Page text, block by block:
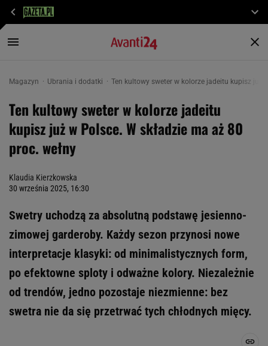
Magazyn Ubrania i dodatki Ten kultowy sweter w kolorze jadeitu kupisz już
Ten kultowy sweter w kolorze jadeitu
kupisz już w Polsce. W składzie ma aż 80
proc. wełny
Klaudia Kierzkowska
30 września 2025, 16:30
Swetry uchodzą za absolutną podstawę jesienno-
zimowej garderoby. Każdy sezon przynosi nowe
interpretacje klasyki: od minimalistycznych form,
po efektowne sploty i odważne kolory. Niezależnie
od trendów, jedno pozostaje niezmienne: bez
swetra nie da się przetrwać tych chłodnych mięcy.